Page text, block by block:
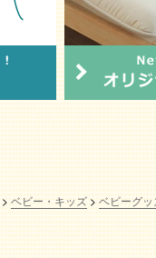
ベビー・キッズ ベビーグ